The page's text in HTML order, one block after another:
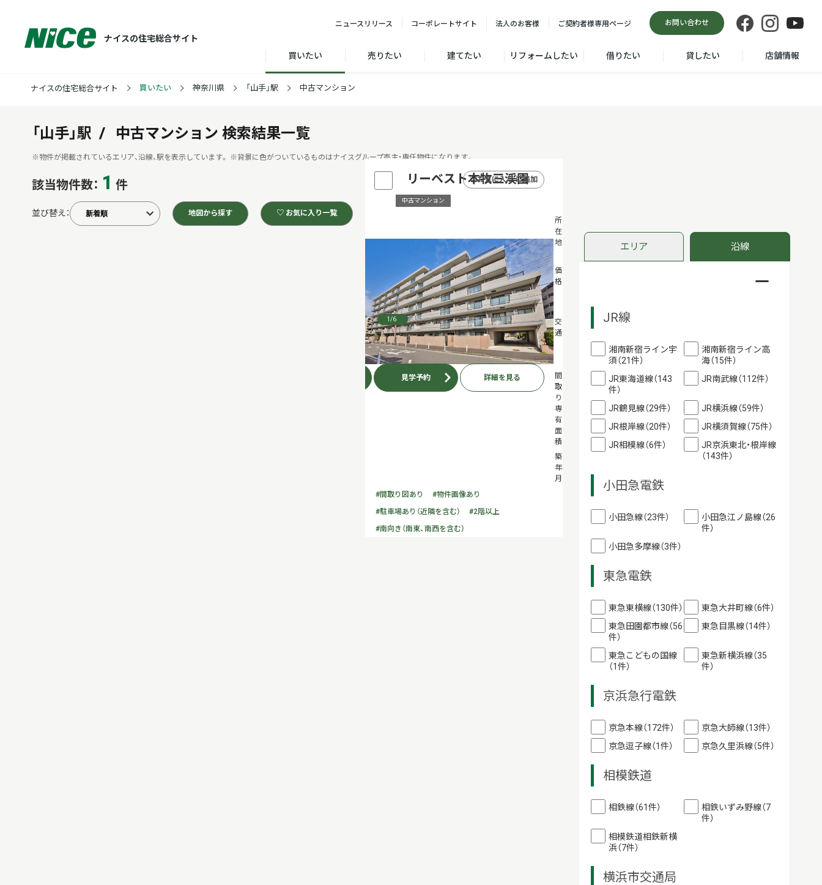
ナイスの住宅総合サイト
ニュース リリース コーポレートサイト 法人のお客様 ご契約者様専用ページ お問い合わせ
買いたい 売りたい 建てたい リフォームしたい 借りたい 貸したい 店舗情報
ナイスの住宅総合サイト 買いたい 神奈川県 「山手」駅 中古マンション
「山手」駅 中古マンション 検索結果一覧
※物件が掲載されているエリア、沿線、駅を表示しています。 ※背景に色がついているものはナイスグループ売主・専任物件になります。
該当物件数： 1 件
沿線
エリア
JR線
湘南新宿ライン宇
須（21件）
湘南新宿ライン高
海（15件）
JR東海道線（143
件）
JR南武線（112件）
JR鶴見線（29件）
JR横浜線（59件）
JR根岸線（20件）
JR横須賀線（75件）
JR相模線（6件）
JR京浜東北・根岸線
（143件）
小田急電鉄
小田急線（23件）
小田急江ノ島線（26
件）
小田急多摩線（3件）
東急電鉄
東急東横線（130件）
東急大井町線（6件）
東急田園都市線（56
件）
東急目黒線（14件）
東急こどもの国線
（1件）
東急新横浜線（35
件）
京浜急行電鉄
京急本線（172件）
京急大師線（13件）
京急逗子線（1件）
京急久里浜線（5件）
相模鉄道
相鉄線（61件）
相鉄いずみ野線（7
件）
相模鉄道相鉄新横
浜（7件）
横浜市交通局
並び替え： 地図から探す ♡ お気に入り一覧
リーベスト本牧三渓園
中古マンション
所
在
地
本牧 元町
価
格
2,680
交
通
JR根岸線「山
分「本牧車庫
前」停歩2分
間
取
り・
専
有
面
積
76.81m²
築
年
月
1 /6
#間取り図あり
#物件画像あり
#駐車場あり（近隣を含む）
#2階以上
#南向き（南東、南西を含む）
♡お気に入り に追加
見学予約 詳細を見る